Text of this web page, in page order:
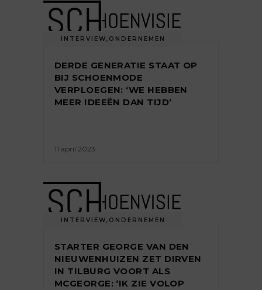
INTERVIEW, ONDERNEMEN
DERDE GENERATIE STAAT OP
BIJ SCHOENMODE
VERPLOEGEN: ‘WE HEBBEN
MEER IDEEËN DAN TIJD’
11 april 2023
INTERVIEW, ONDERNEMEN
STARTER GEORGE VAN DEN
NIEUWENHUIZEN ZET DIRVEN
IN TILBURG VOORT ALS
MCGEORGE: ‘IK ZIE VOLOP